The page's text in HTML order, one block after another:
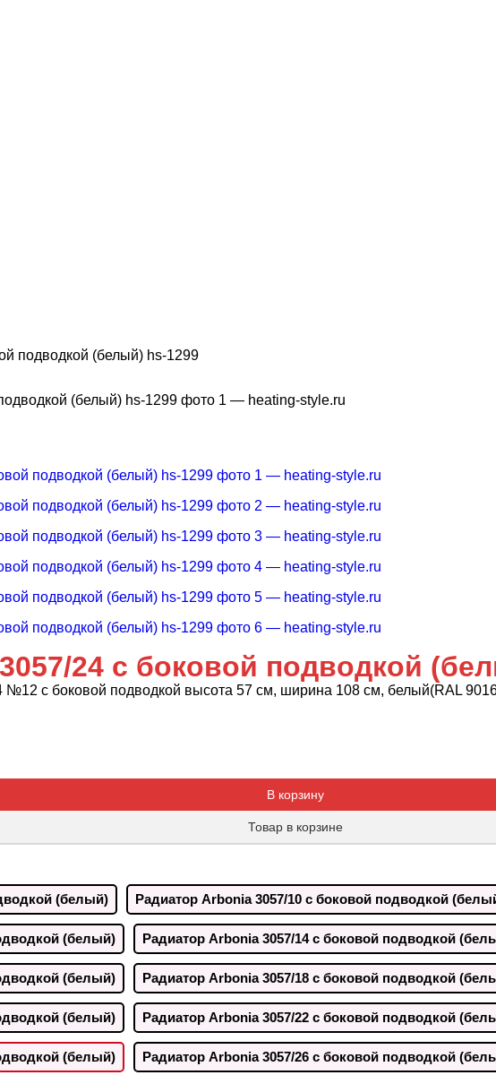
подводкой (белый) hs-1299
24 с боковой подводкой
с боковой подводкой высота 57 см, ширина 108 см, белый(RAL
В корзину
Товар в корзине
(белый) Радиатор Arbonia 3057/10 с боковой подводкой
(белый) Радиатор Arbonia 3057/14 с боковой подводкой
(белый) Радиатор Arbonia 3057/18 с боковой подводкой
(белый) Радиатор Arbonia 3057/22 с боковой подводкой
(белый) Радиатор Arbonia 3057/26 с боковой подводкой